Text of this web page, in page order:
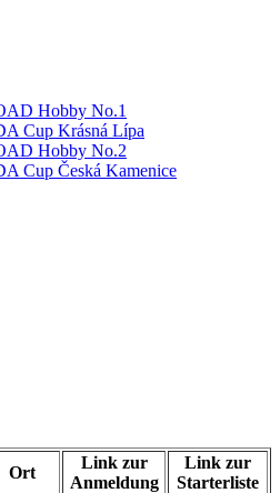
Hobby No.1
Cup Krásná Lípa
Hobby No.2
Cup Česká Kamenice
Ort
Link zur
Anmeldung
Link zur
Starterliste